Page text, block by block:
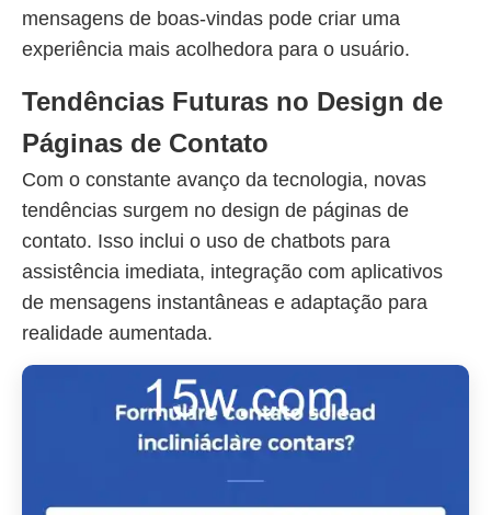
mensagens de boas-vindas pode criar uma
experiência mais acolhedora para o usuário.
Tendências Futuras no Design de
Páginas de Contato
Com o constante avanço da tecnologia, novas
tendências surgem no design de páginas de
contato. Isso inclui o uso de chatbots para
assistência imediata, integração com aplicativos
de mensagens instantâneas e adaptação para
realidade aumentada.